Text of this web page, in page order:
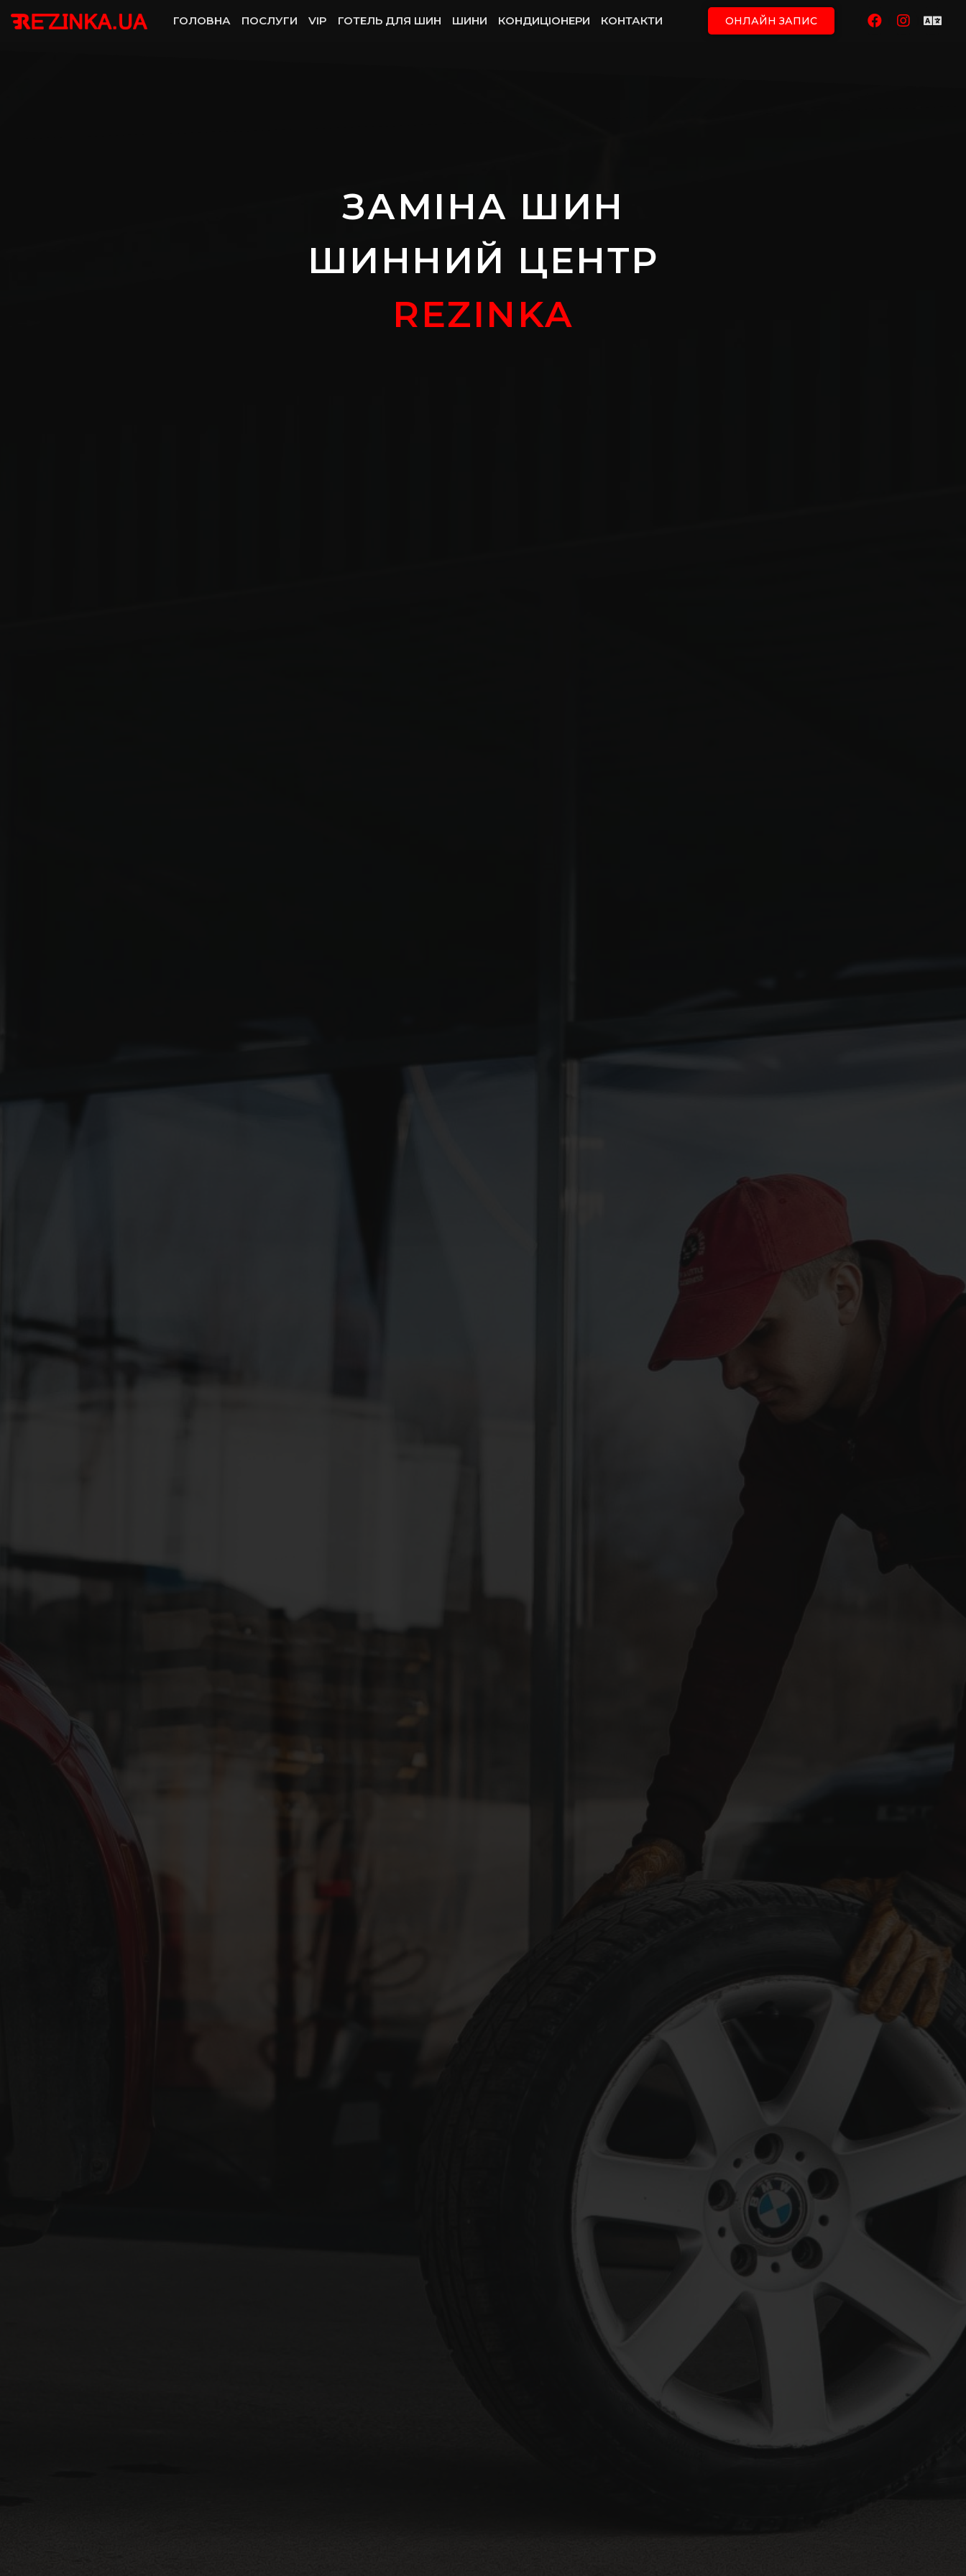
ГОЛОВНА ПОСЛУГИ VIP ГОТЕЛЬ ДЛЯ ШИН ШИНИ КОНДИЦІОНЕРИ КОНТАКТИ ОНЛАЙН ЗАПИС
ЗАМІНА ШИН
ШИННИЙ ЦЕНТР
REZINKA